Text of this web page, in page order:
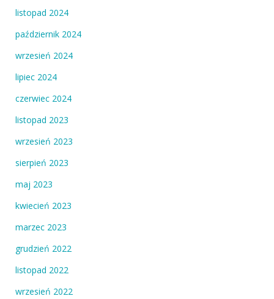
listopad 2024
październik 2024
wrzesień 2024
lipiec 2024
czerwiec 2024
listopad 2023
wrzesień 2023
sierpień 2023
maj 2023
kwiecień 2023
marzec 2023
grudzień 2022
listopad 2022
wrzesień 2022